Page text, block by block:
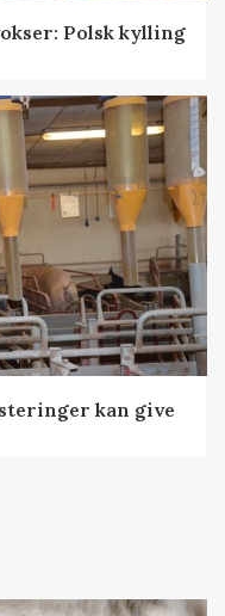
Polsk kylling
kan give